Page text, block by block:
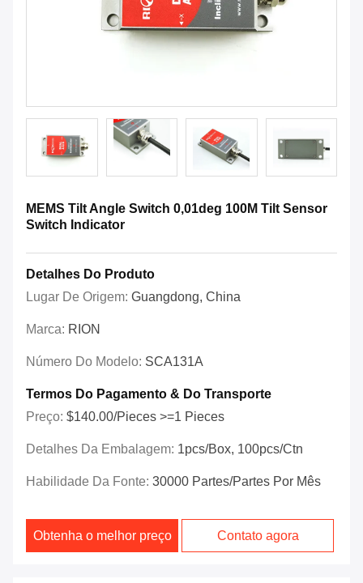
MEMS Tilt Angle Switch 0,01deg 100M Tilt Sensor
Switch Indicator
Detalhes Do Produto
Lugar De Origem: Guangdong, China
Marca: RION
Número Do Modelo: SCA131A
Termos Do Pagamento & Do Transporte
Preço: $140.00/Pieces >=1 Pieces
Detalhes Da Embalagem: 1pcs/box, 100pcs/ctn
Habilidade Da Fonte: 30000 Partes/partes Por Mês
Obtenha o melhor preço Contato agora